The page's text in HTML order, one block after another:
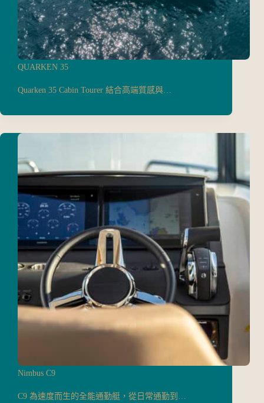
QUARKEN 35
Quarken 35 Cabin Tourer 結合高端質感與…
Nimbus C9
C9 為速度而生的全能通勤艇，從日常通勤到…